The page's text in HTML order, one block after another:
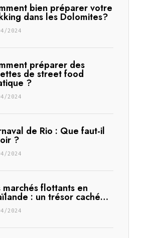
bien préparer votre
dans les Dolomites?
2024
préparer des
de street food
?
2024
de Rio : Que faut-il
?
2024
marchés flottants en
: un trésor caché…
2024